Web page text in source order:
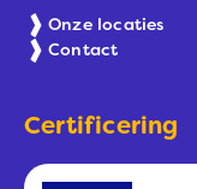
Onze locaties
Contact
Certificering